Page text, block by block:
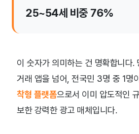
25~54세 비중 76%
이 숫자가 의미하는 건 명확합니다.
거래 앱을 넘어, 전국민 3명 중 1명
착형 플랫폼으로서 이미 압도적인
보한 강력한 광고 매체입니다.